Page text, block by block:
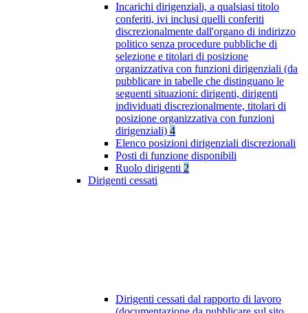
Incarichi dirigenziali, a qualsiasi titolo
conferiti, ivi inclusi quelli conferiti
discrezionalmente dall'organo di indirizzo
politico senza procedure pubbliche di
selezione e titolari di posizione
organizzativa con funzioni dirigenziali (da
pubblicare in tabelle che distinguano le
seguenti situazioni: dirigenti, dirigenti
individuati discrezionalmente, titolari di
posizione organizzativa con funzioni
dirigenziali) 4
Elenco posizioni dirigenziali discrezionali
Posti di funzione disponibili
Ruolo dirigenti 2
Dirigenti cessati
Dirigenti cessati dal rapporto di lavoro